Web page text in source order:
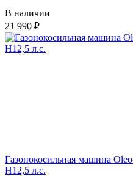
В наличии
21 990
Газонокосильная машина
H12,5 л.с.